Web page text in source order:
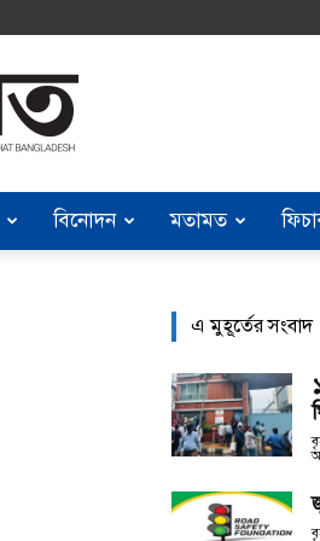
বিনোদন মতামত
এ মুহূর্তের সংবাদ